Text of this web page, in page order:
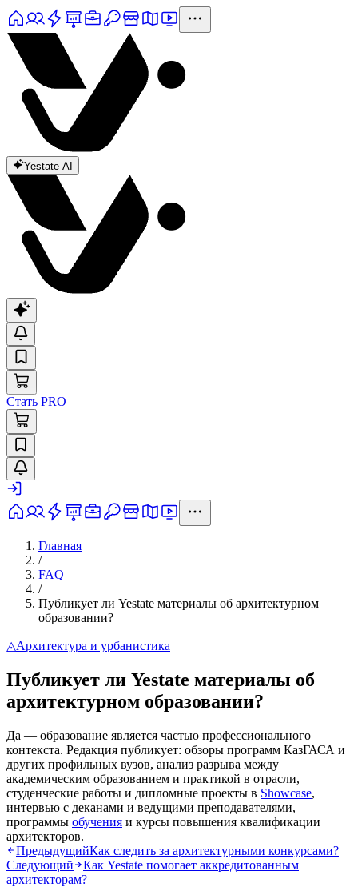
Yestate AI
Стать PRO
Главная
/
FAQ
/
Публикует ли Yestate материалы об архитектурном
образовании?
◬Архитектура и урбанистика
Публикует ли Yestate материалы об
архитектурном образовании?
Да — образование является частью профессионального
контекста. Редакция публикует: обзоры программ КазГАСА и
других профильных вузов, анализ разрыва между
академическим образованием и практикой в отрасли,
студенческие работы и дипломные проекты в Showcase,
интервью с деканами и ведущими преподавателями,
программы обучения и курсы повышения квалификации
архитекторов.
ПредыдущийКак следить за архитектурными конкурсами?
Следующий
Как Yestate помогает аккредитованным
архитекторам?